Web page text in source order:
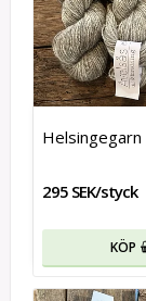
Helsingegarn
295 SEK/styck
KÖP